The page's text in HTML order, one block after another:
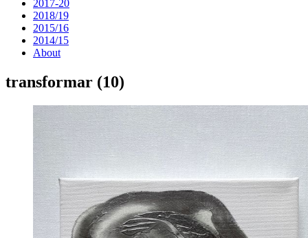
2017-20
2018/19
2015/16
2014/15
About
transformar (10)